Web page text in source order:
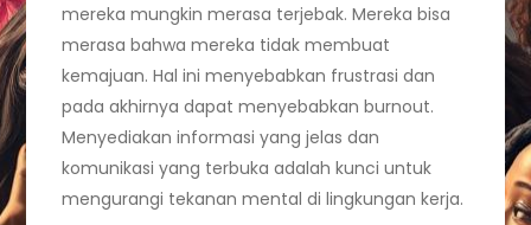
mereka mungkin merasa terjebak. Mereka bisa
merasa bahwa mereka tidak membuat
kemajuan. Hal ini menyebabkan frustrasi dan
pada akhirnya dapat menyebabkan burnout.
Menyediakan informasi yang jelas dan
komunikasi yang terbuka adalah kunci untuk
mengurangi tekanan mental di lingkungan kerja.